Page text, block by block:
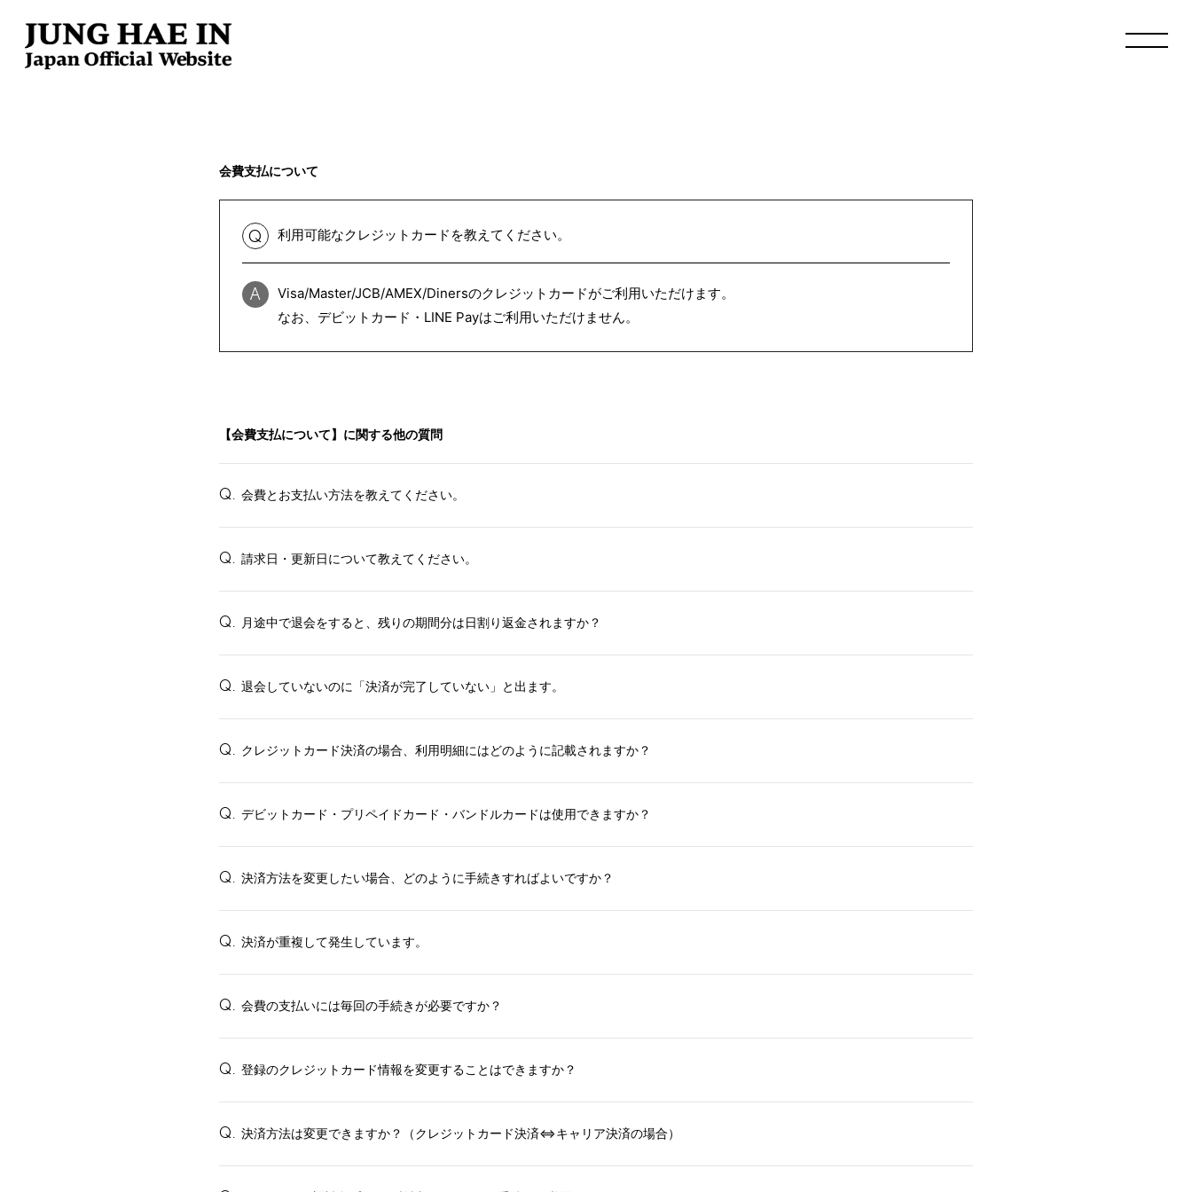
HOME
INFORMATION
PROFILE
BIOGRAPHY
FANCLUB
from. HAEIN
会費支払について
Q 利用可能なクレジットカードを教えてください。
A
Visa/Master/JCB/AMEX/Dinersのクレジットカードがご利用いただけます。
なお、デビットカード・LINE Payはご利用いただけません。
【会費支払について】に関する他の質問
Q. 会費とお支払い方法を教えてください。
Q. 請求日・更新日について教えてください。
Q. 月途中で退会をすると、残りの期間分は日割り返金されますか？
Q. 退会していないのに「決済が完了していない」と出ます。
Q. クレジットカード決済の場合、利用明細にはどのように記載されますか？
Q. デビットカード・プリペイドカード・バンドルカードは使用できますか？
Q. 決済方法を変更したい場合、どのように手続きすればよいですか？
Q. 決済が重複して発生しています。
Q. 会費の支払いには毎回の手続きが必要ですか？
Q. 登録のクレジットカード情報を変更することはできますか？
Q. 決済方法は変更できますか？（クレジットカード決済⇔キャリア決済の場合）